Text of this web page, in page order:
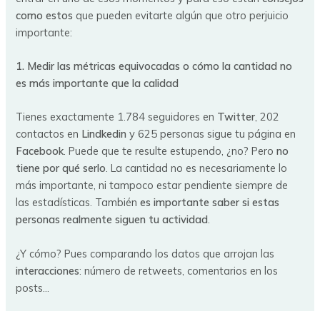
como estos que pueden evitarte algún que otro perjuicio
importante:
1. Medir las métricas equivocadas o cómo la cantidad no
es más importante que la calidad
Tienes exactamente 1.784 seguidores en Twitter, 202
contactos en Lindkedin y 625 personas sigue tu página en
Facebook. Puede que te resulte estupendo, ¿no? Perono
tiene por qué serlo. La cantidad no es necesariamente lo
más importante, ni tampoco estar pendiente siempre de
las estadísticas. Tambiénes importante saber si estas
personas realmente siguen tu actividad.
¿Y cómo? Pues comparando los datos que arrojan las
interacciones: número de retweets, comentarios en los
posts…